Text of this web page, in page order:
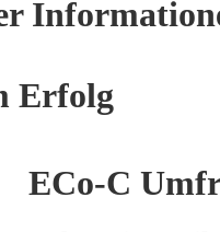
Erfolg
ECo-C